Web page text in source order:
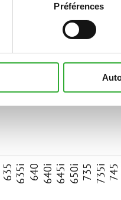
Préférences
635
compatible
635i
compatible
640
compatible
640i
compatible
645i
compatible
650i
compatible
735
compatible
735i
compatible
745
compatible